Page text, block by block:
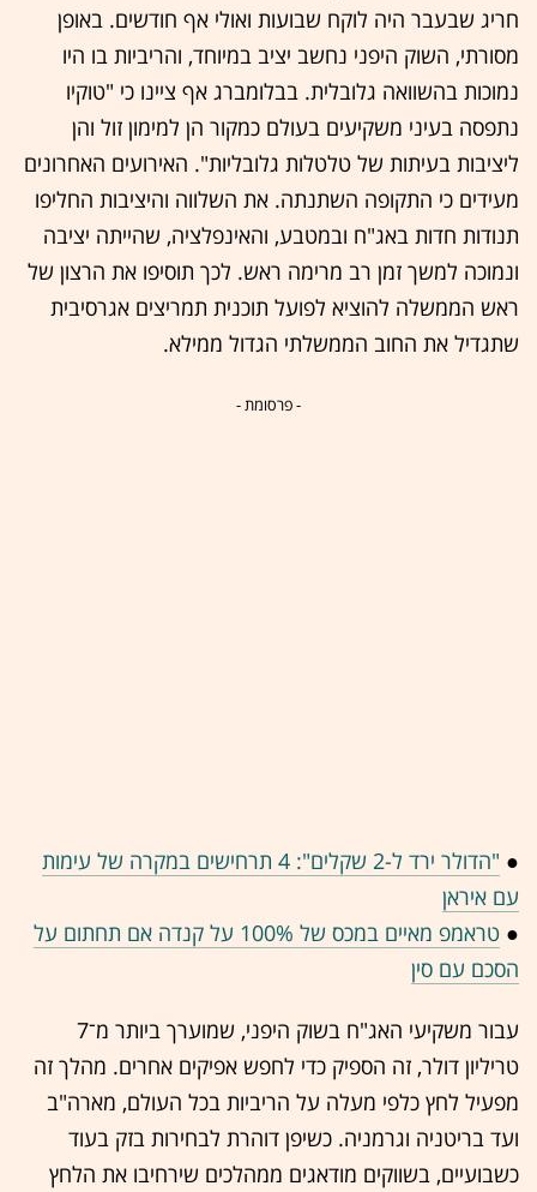
חריג שבעבר היה לוקח שבועות ואולי אף חודשים. באופן
מסורתי, השוק היפני נחשב יציב במיוחד, והריביות בו היו
נמוכות בהשוואה גלובלית. בבלומברג אף ציינו כי "טוקיו
נתפסה בעיני משקיעים בעולם כמקור הן למימון זול והן
ליציבות בעיתות של טלטלות גלובליות". האירועים האחרונים
מעידים כי התקופה השתנתה. את השלווה והיציבות החליפו
תנודות חדות באג"ח ובמטבע, והאינפלציה, שהייתה יציבה
ונמוכה למשך זמן רב מרימה ראש. לכך תוסיפו את הרצון של
ראש הממשלה להוציא לפועל תוכנית תמריצים אגרסיבית
שתגדיל את החוב הממשלתי הגדול ממילא.
- פרסומת -
●
"הדולר ירד ל-2 שקלים": 4 תרחישים במקרה של עימות
עם איראן
●
טראמפ מאיים במכס של 100% על קנדה אם תחתום על
הסכם עם סין
עבור משקיעי האג"ח בשוק היפני, שמוערך ביותר מ־7
טריליון דולר, זה הספיק כדי לחפש אפיקים אחרים. מהלך זה
מפעיל לחץ כלפי מעלה על הריביות בכל העולם, מארה"ב
ועד בריטניה וגרמניה. כשיפן דוהרת לבחירות בזק בעוד
כשבועיים, בשווקים מודאגים ממהלכים שירחיבו את הלחץ